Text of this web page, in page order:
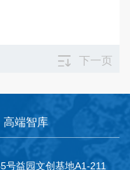
下一页
高端智库
号益园文创基地A1-211